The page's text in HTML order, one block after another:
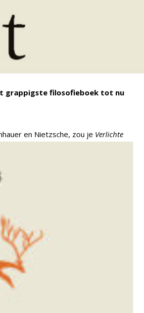
grappigste filosofieboek tot nu
en Nietzsche, zou je Verlichte